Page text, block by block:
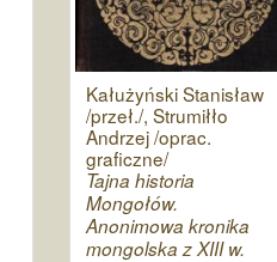
Kałużyński Stanisław
/przeł./, Strumiłło
Andrzej /oprac.
graficzne/
Tajna historia
Mongołów.
Anonimowa kronika
mongolska z XIII w.